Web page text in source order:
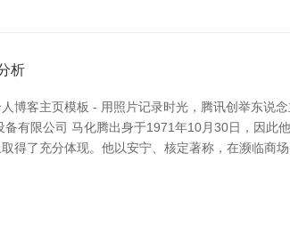
析
博客主页模板 - 用照片记录时光，腾讯创举东说
有限公司 马化腾出身于1971年10月30日，因此
得了充分体现。他以安宁、核定著称，在濒临商